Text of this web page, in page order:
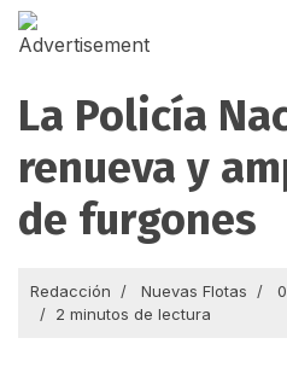
La Policía
renueva y
de furgones
Redacción Nuevas Flotas
2 minutos de lectura